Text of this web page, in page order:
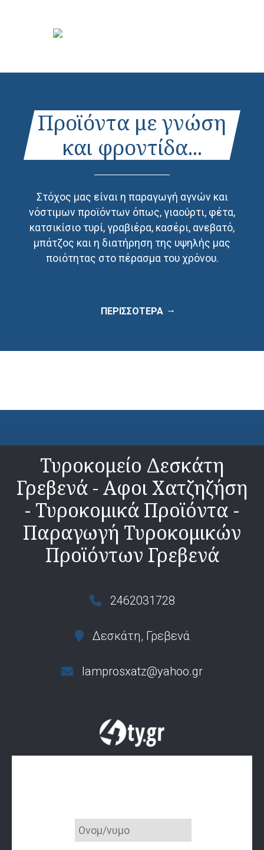
Προϊόντα με γνώση
και φροντίδα...
Στόχος μας είναι η παραγωγή αγνών και
νόστιμων προϊόντων όπως, γιαούρτι, φέτα,
κατσικίσιο τυρί, γραβιέρα, κασέρι, ανεβατό,
μπάτζος και η διατήρηση της υψηλής μας
ποιότητας στο πέρασμα του χρόνου.
ΠΕΡΙΣΣΟΤΕΡΑ
Τυροκομείο Δεσκάτη
Γρεβενά - Αφοι Χατζηζήση
- Τυροκομικά Προϊόντα -
Παραγωγή Τυροκομικών
Προϊόντων Γρεβενά
2462031728
Δεσκάτη, Γρεβενά
lamprosxatz@yahoo.gr